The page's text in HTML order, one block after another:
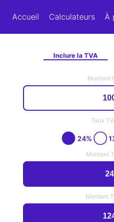
Accueil Calculateurs À
Inclure la TVA
Montant
Taux
24%
Montant
Montant